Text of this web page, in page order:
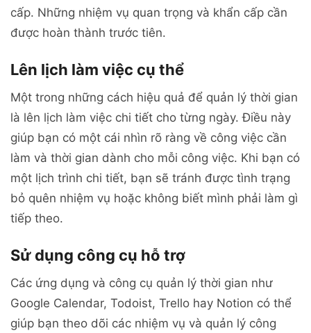
cấp. Những nhiệm vụ quan trọng và khẩn cấp cần
được hoàn thành trước tiên.
Lên lịch làm việc cụ thể
Một trong những cách hiệu quả để quản lý thời gian
là lên lịch làm việc chi tiết cho từng ngày. Điều này
giúp bạn có một cái nhìn rõ ràng về công việc cần
làm và thời gian dành cho mỗi công việc. Khi bạn có
một lịch trình chi tiết, bạn sẽ tránh được tình trạng
bỏ quên nhiệm vụ hoặc không biết mình phải làm gì
tiếp theo.
Sử dụng công cụ hỗ trợ
Các ứng dụng và công cụ quản lý thời gian như
Google Calendar, Todoist, Trello hay Notion có thể
giúp bạn theo dõi các nhiệm vụ và quản lý công